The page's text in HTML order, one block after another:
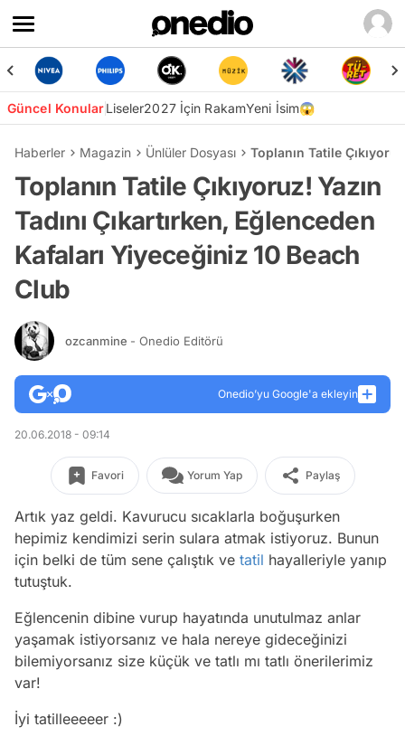
Güncel KonularLiseler2027 İçin RakamYeni İsim😱
Haberler Magazin Ünlüler Dosyası Toplanın Tatile
Toplanın Tatile Çıkıyoruz! Yazın
Tadını Çıkartırken, Eğlenceden
Kafaları Yiyeceğiniz 10 Beach
Club
ozcanmine - Onedio Editörü
Onedio’yu Google'a ekleyin
20.06.2018 - 09:14
Favori Yorum Yap Paylaş
Artık yaz geldi. Kavurucu sıcaklarla boğuşurken
hepimiz kendimizi serin sulara atmak istiyoruz. Bunun
için belki de tüm sene çalıştık ve tatil hayalleriyle yanıp
tutuştuk.
Eğlencenin dibine vurup hayatında unutulmaz anlar
yaşamak istiyorsanız ve hala nereye gideceğinizi
bilemiyorsanız size küçük ve tatlı mı tatlı önerilerimiz
var!
İyi tatilleeeeer :)